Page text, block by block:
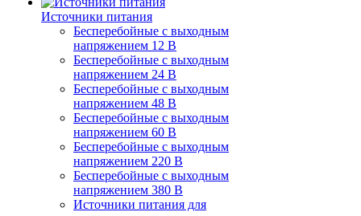
Источники питания
Бесперебойные с выходным
напряжением 12 В
Бесперебойные с выходным
напряжением 24 В
Бесперебойные с выходным
напряжением 48 В
Бесперебойные с выходным
напряжением 60 В
Бесперебойные с выходным
напряжением 220 В
Бесперебойные с выходным
напряжением 380 В
Источники питания для